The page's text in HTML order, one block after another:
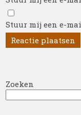
Stuur mij een e-
Zoeken